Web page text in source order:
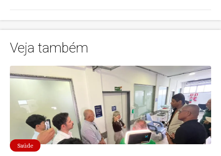
Veja também
Saúde